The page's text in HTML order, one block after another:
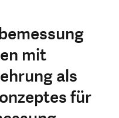
mit
als
für